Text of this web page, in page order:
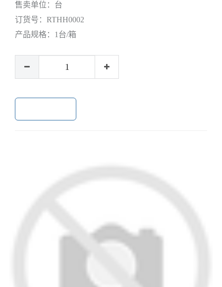
售卖单位： 台
订货号： RTHH0002
产品规格： 1台/箱